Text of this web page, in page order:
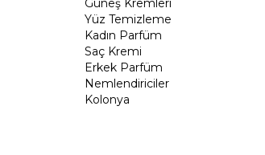
Güneş Kremleri
Yüz Temizleme
Kadın Parfüm
Saç Kremi
Erkek Parfüm
Nemlendiriciler
Kolonya